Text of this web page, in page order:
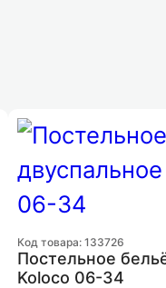
Код товара: 133726
Постельное
Koloco 06-34